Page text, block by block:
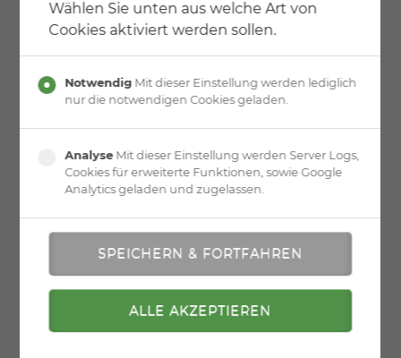
Aus Sicherheitsgründen empfehlen wir eine
Absturzsicherung, z.B. in Form einer Glaswand
» zurück zur Übersicht » zur Druckversion
Wählen Sie unten aus welche Art von
Cookies aktiviert werden sollen.
Notwendig Mit dieser Einstellung werden lediglich
nur die notwendigen Cookies geladen.
Analyse Mit dieser Einstellung werden Server Logs,
Cookies für erweiterte Funktionen, sowie Google
Analytics geladen und zugelassen.